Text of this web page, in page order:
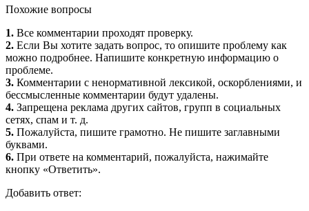
Похожие вопросы
1. Все комментарии проходят проверку.
2. Если Вы хотите задать вопрос, то опишите проблему как
можно подробнее. Напишите конкретную информацию о
проблеме.
3. Комментарии с ненормативной лексикой, оскорблениями, и
бессмысленные комментарии будут удалены.
4. Запрещена реклама других сайтов, групп в социальных
сетях, спам и т. д.
5. Пожалуйста, пишите грамотно. Не пишите заглавными
буквами.
6. При ответе на комментарий, пожалуйста, нажимайте
кнопку «Ответить».
Добавить ответ: